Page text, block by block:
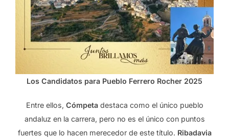
Los Candidatos para Pueblo Ferrero Rocher 2025
Entre ellos, Cómpetadestaca como el único pueblo
andaluz en la carrera, pero no es el único con puntos
fuertes que lo hacen merecedor de este título. Ribadavia